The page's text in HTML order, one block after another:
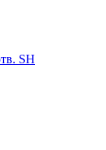
SH